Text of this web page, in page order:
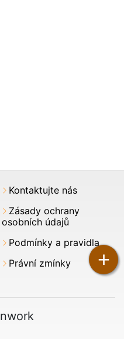
+
Kontaktujte nás
Zásady ochrany
osobních údajů
Podmínky a pravidla
Právní zmínky